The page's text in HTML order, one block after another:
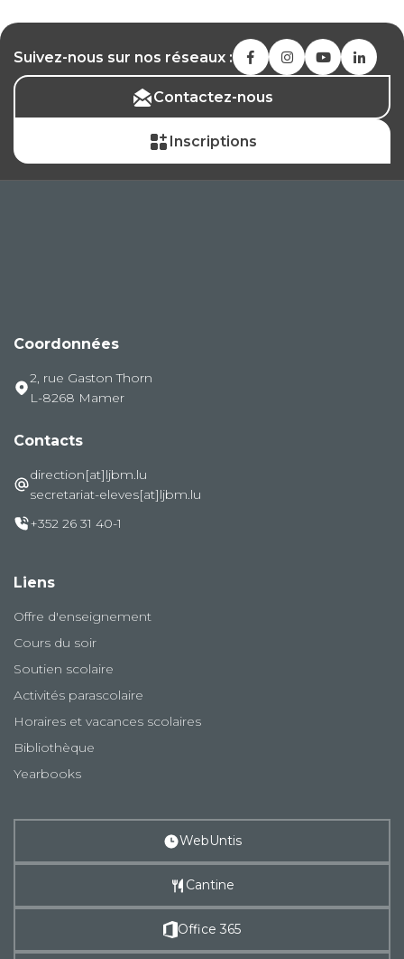
Suivez-nous sur nos réseaux :
Contactez-nous
Inscriptions
Coordonnées
2, rue Gaston Thorn
L-8268 Mamer
Contacts
direction[at]ljbm.lu
secretariat-eleves[at]ljbm.lu
+352 26 31 40-1
Liens
Offre d'enseignement
Cours du soir
Soutien scolaire
Activités parascolaire
Horaires et vacances scolaires
Bibliothèque
Yearbooks
WebUntis
Cantine
Office 365